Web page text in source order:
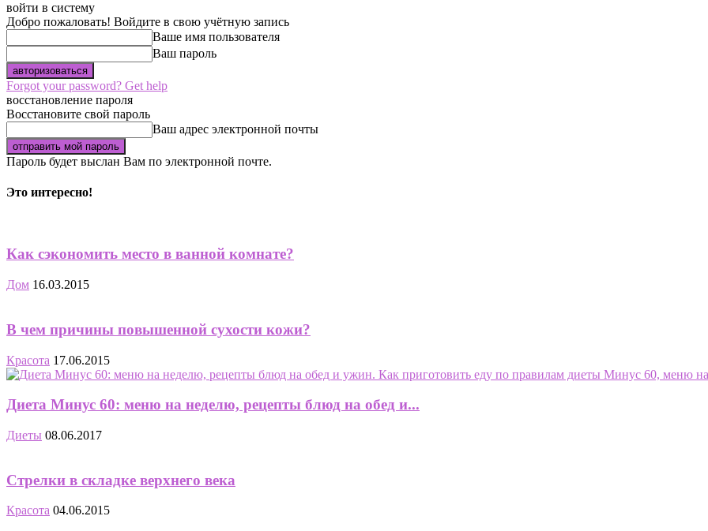
войти в систему
Добро пожаловать! Войдите в свою учётную запись
Ваше имя пользователя
Ваш пароль
Forgot your password? Get help
восстановление пароля
Восстановите свой пароль
Ваш адрес электронной почты
Пароль будет выслан Вам по электронной почте.
Это интересно!
Как сэкономить место в ванной комнате?
Дом 16.03.2015
В чем причины повышенной сухости кожи?
Красота 17.06.2015
Диета Минус 60: меню на неделю, рецепты блюд на обед и...
Диеты 08.06.2017
Cтрелки в складке верхнего века
Красота 04.06.2015